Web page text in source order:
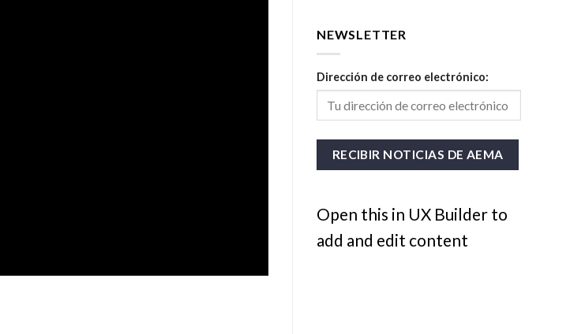
NEWSLETTER
Dirección de correo electrónico:
Open this in UX Builder to
add and edit content